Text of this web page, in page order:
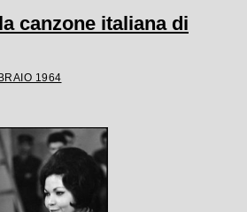
canzone italiana di
1964